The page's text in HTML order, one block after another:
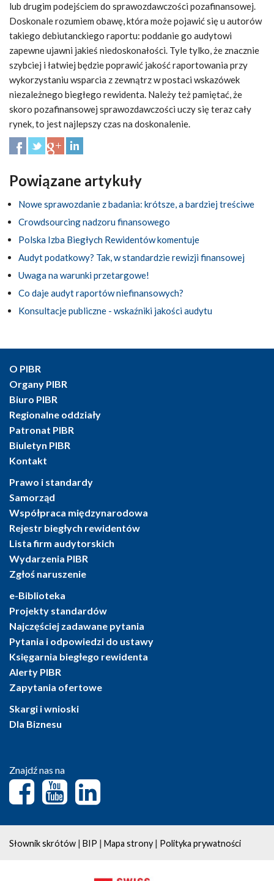
lub drugim podejściem do sprawozdawczości pozafinansowej.
Doskonale rozumiem obawę, która może pojawić się u autorów
takiego debiutanckiego raportu: poddanie go audytowi
zapewne ujawni jakieś niedoskonałości. Tyle tylko, że znacznie
szybciej i łatwiej będzie poprawić jakość raportowania przy
wykorzystaniu wsparcia z zewnątrz w postaci wskazówek
niezależnego biegłego rewidenta. Należy też pamiętać, że
skoro pozafinansowej sprawozdawczości uczy się teraz cały
rynek, to jest najlepszy czas na doskonalenie.
Powiązane artykuły
Nowe sprawozdanie z badania: krótsze, a bardziej treściwe
Crowdsourcing nadzoru finansowego
Polska Izba Biegłych Rewidentów komentuje
Audyt podatkowy? Tak, w standardzie rewizji finansowej
Uwaga na warunki przetargowe!
Co daje audyt raportów niefinansowych?
Konsultacje publiczne - wskaźniki jakości audytu
O PIBR
Organy PIBR
Biuro PIBR
Regionalne oddziały
Patronat PIBR
Biuletyn PIBR
Kontakt
Prawo i standardy
Samorząd
Współpraca międzynarodowa
Rejestr biegłych rewidentów
Lista firm audytorskich
Wydarzenia PIBR
Zgłoś naruszenie
e-Biblioteka
Projekty standardów
Najczęściej zadawane pytania
Pytania i odpowiedzi do ustawy
Księgarnia biegłego rewidenta
Alerty PIBR
Zapytania ofertowe
Skargi i wnioski
Dla Biznesu
Znajdź nas na
Słownik skrótów | BIP | Mapa strony | Polityka prywatności